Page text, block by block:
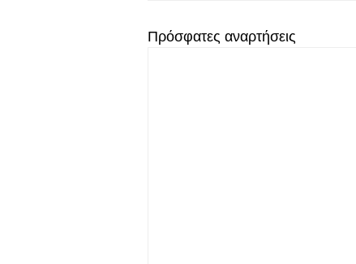
Πρόσφατες αναρτήσεις